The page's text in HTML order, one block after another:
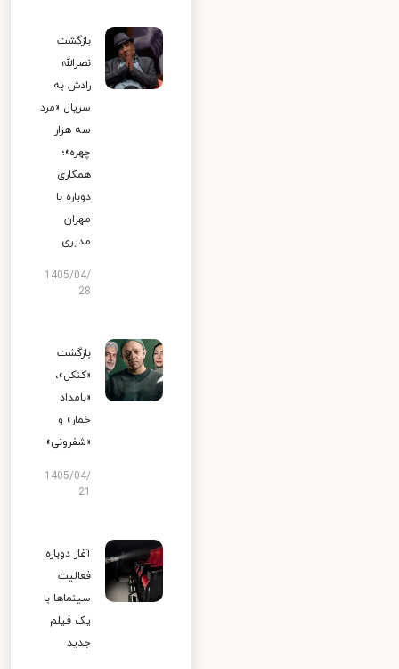
بازگشت
نصرالله
رادش به
سریال «مرد
سه هزار
چهره»؛
همکاری
دوباره با
مهران
مدیری
1405/04/
28
بازگشت
«کنکل»،
«بامداد
خمار» و
«شفرونی»
1405/04/
آغاز دوباره
فعالیت
سینماها با
یک فیلم
جدید